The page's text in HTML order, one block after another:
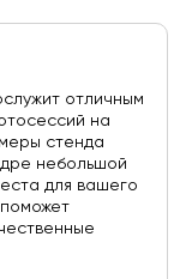
отличным
на
стенда
небольшой
для вашего